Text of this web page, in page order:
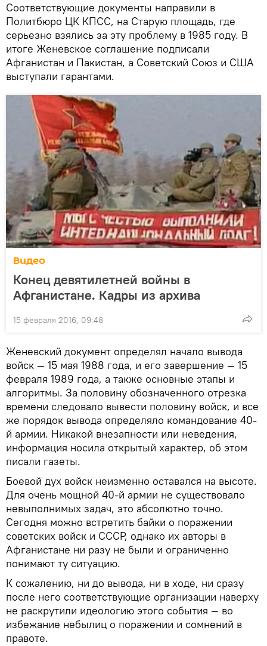
Соответствующие документы направили в
Политбюро ЦК КПСС, на Старую площадь, где
серьезно взялись за эту проблему в 1985 году. В
итоге Женевское соглашение подписали
Афганистан и Пакистан, а Советский Союз и США
выступали гарантами.
Видео
Конец девятилетней войны в
Афганистане. Кадры из архива
15 февраля 2016, 09:48
Женевский документ определял начало вывода
войск — 15 мая 1988 года, и его завершение — 15
февраля 1989 года, а также основные этапы и
алгоритмы. За половину обозначенного отрезка
времени следовало вывести половину войск, и все
же порядок вывода определяло командование 40-
й армии. Никакой внезапности или неведения,
информация носила открытый характер, об этом
писали газеты.
Боевой дух войск неизменно оставался на высоте.
Для очень мощной 40-й армии не существовало
невыполнимых задач, это абсолютно точно.
Сегодня можно встретить байки о поражении
советских войск и СССР, однако их авторы в
Афганистане ни разу не были и ограниченно
понимают ту ситуацию.
К сожалению, ни до вывода, ни в ходе, ни сразу
после него соответствующие организации наверху
не раскрутили идеологию этого события — во
избежание небылиц о поражении и сомнений в
правоте.